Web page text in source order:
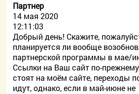
Партнер
14 мая 2020
12:11:03
Добрый день! Скажите,
планируется ли вообще
партнерской программы в мае/
Ссылки на Ваш сайт по-прежнему
стоят на моём сайте, переходы
идут, однако, если в май-июне не